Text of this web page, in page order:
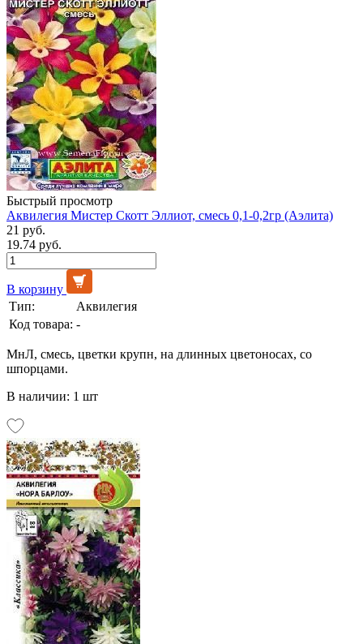
Быстрый просмотр
Аквилегия Мистер Скотт Эллиот, смесь 0,1-0,2гр (Аэлита)
21 руб.
19.74 руб.
В корзину
Тип:
Аквилегия
Код товара: -
МнЛ, смесь, цветки крупн, на длинных цветоносах, со
шпорцами.
В наличии: 1 шт